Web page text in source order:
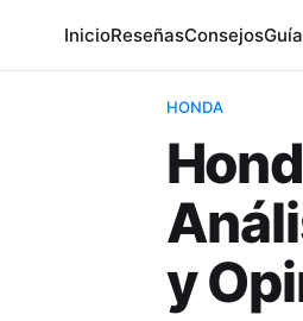
InicioReseñasConsejos
HONDA
y